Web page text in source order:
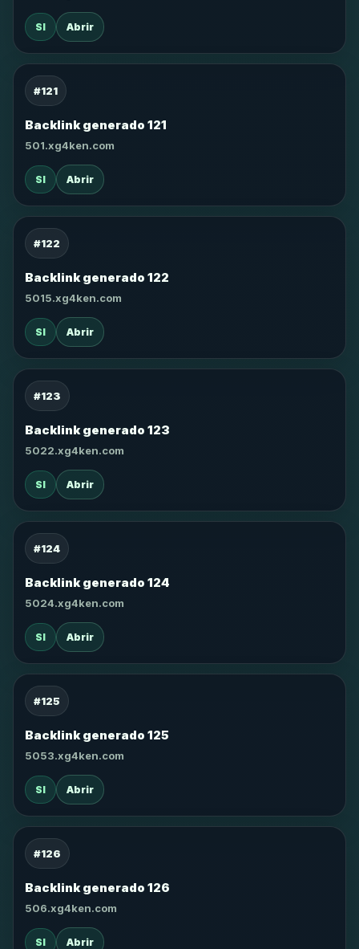
SI Abrir
#121
Backlink generado 121
501.xg4ken.com
SI Abrir
#122
Backlink generado 122
5015.xg4ken.com
SI Abrir
#123
Backlink generado 123
5022.xg4ken.com
SI Abrir
#124
Backlink generado 124
5024.xg4ken.com
SI Abrir
#125
Backlink generado 125
5053.xg4ken.com
SI Abrir
#126
Backlink generado 126
506.xg4ken.com
SI Abrir